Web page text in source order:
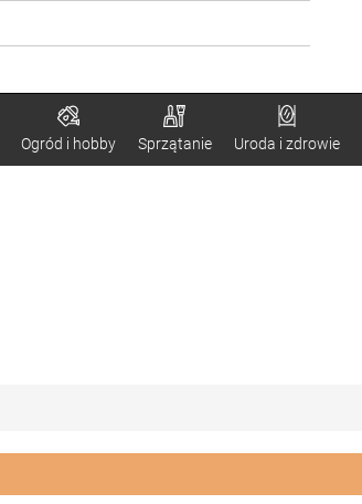
Ogród i hobby Sprzątanie Uroda i zdrowie